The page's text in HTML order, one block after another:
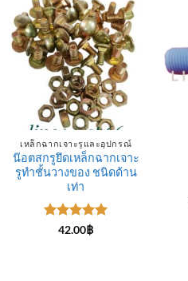
เหล็กฉากเจาะรูและอุปกรณ์
น๊อตสกรูยึดเหล็กฉากเจาะ
รูทำชั้นวางของ ชนิดด้าน
เท่า
ให้คะแนน
42.00฿